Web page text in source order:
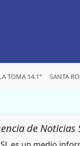
TOMA 14.1° SANTA
de Noticias